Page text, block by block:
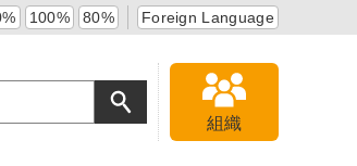
100% 80% Foreign Language
組織